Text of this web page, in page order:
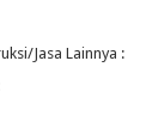
Jasa Lainnya :